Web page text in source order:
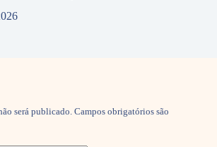
será publicado. Campos obrigatórios são